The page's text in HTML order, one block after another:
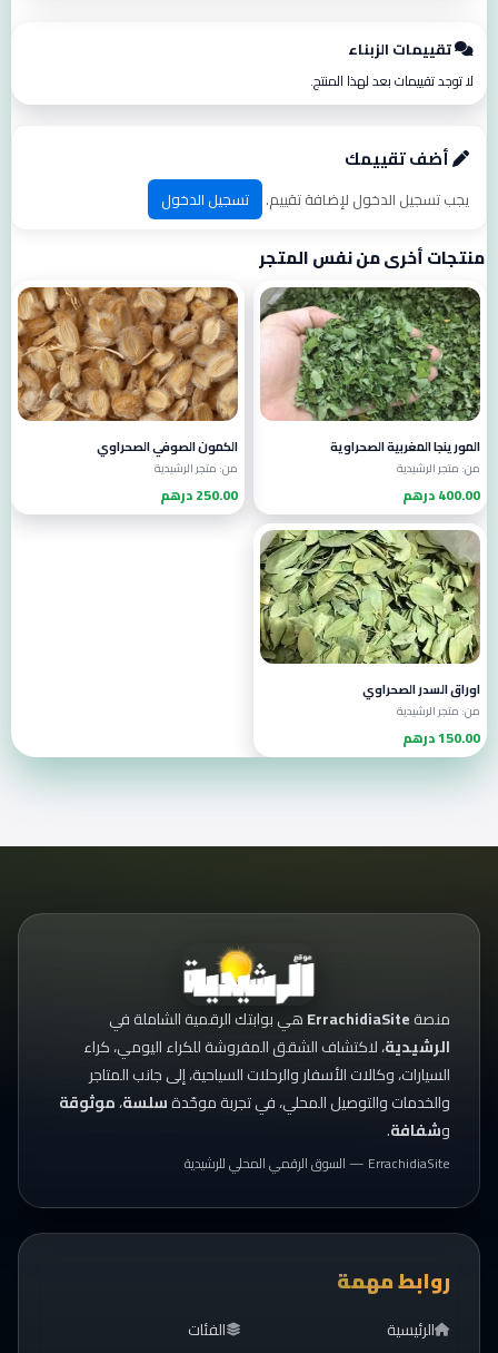
تقييمات الزبناء
لا توجد تقييمات بعد لهذا المنتج.
أضف تقييمك
يجب تسجيل الدخول لإضافة تقييم. تسجيل الدخول
منتجات أخرى من نفس المتجر
المورينجا المغربية الصحراوية
من: متجر الرشيدية
400.00 درهم
الكمون الصوفي الصحراوي
من: متجر الرشيدية
250.00 درهم
اوراق السدر الصحراوي
من: متجر الرشيدية
150.00 درهم
منصةErrachidiaSiteهي بوابتك الرقمية الشاملة في
الرشيدية، لاكتشاف الشقق المفروشة للكراء اليومي، كراء
السيارات، وكالات الأسفار والرحلات السياحية، إلى جانب المتاجر
والخدمات والتوصيل المحلي، في تجربة موحّدةسلسة،موثوقة
وشفافة.
ErrachidiaSite — السوق الرقمي المحلي للرشيدية
روابط مهمة
الرئيسية
الفئات